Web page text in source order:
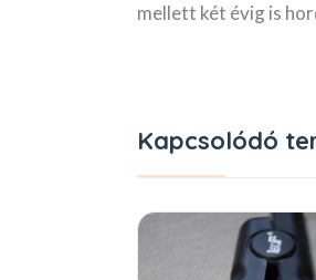
mellett két évig is
Kapcsolódó